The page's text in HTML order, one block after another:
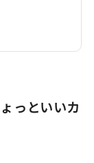
っといいカ